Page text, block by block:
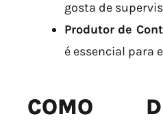
gosta de
Produtor de
é essencial para
COMO